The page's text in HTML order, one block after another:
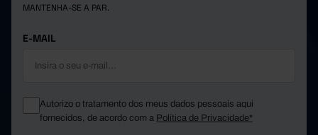
MANTENHA-SE A PAR.
E-MAIL
Autorizo o tratamento dos meus dados pessoais aqui
fornecidos, de acordo com a Política de Privacidade*